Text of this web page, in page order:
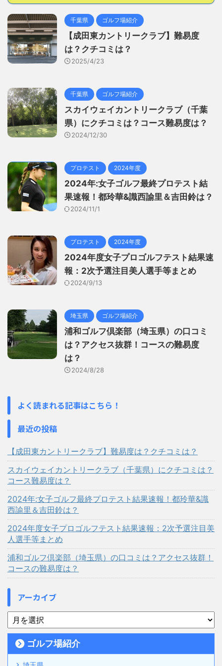
千葉県 ゴルフ場紹介
【成田東カントリークラブ】難易度
は？クチコミは？
2025/4/23
千葉県 ゴルフ場紹介
スカイウェイカントリークラブ（千葉
県）にクチコミは？コース難易度は？
2024/12/30
プロテスト 2024年度
2024年:女子ゴルフ最終プロテスト結
果速報！都玲華&識西諭里＆吉田鈴は？
2024/11/1
プロテスト 2024年度
2024年度女子プロゴルフテスト結果速
報：2次予選注目美人選手等まとめ
2024/9/13
埼玉県 ゴルフ場紹介
浦和ゴルフ倶楽部（埼玉県）の口コミ
は？アクセス抜群！コースの難易度
は？
2024/8/28
よく読まれる記事はこちら！
最近の投稿
【成田東カントリークラブ】難易度は？クチコミは？
スカイウェイカントリークラブ（千葉県）にクチコミは？
コース難易度は？
2024年:女子ゴルフ最終プロテスト結果速報！都玲華&識
西諭里＆吉田鈴は？
2024年度女子プロゴルフテスト結果速報：2次予選注目美
人選手等まとめ
浦和ゴルフ倶楽部（埼玉県）の口コミは？アクセス抜群！
コースの難易度は？
アーカイブ
ゴルフ場紹介